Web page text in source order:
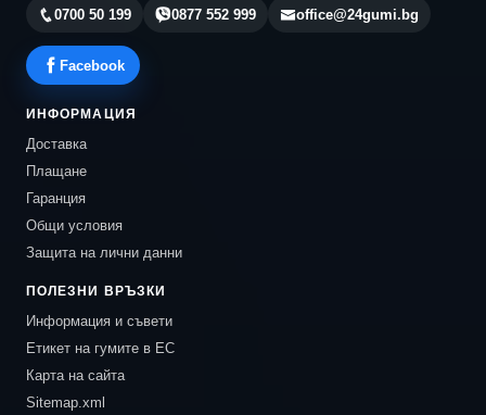
0700 50 199 0877 552 999 office@24gumi.bg
Facebook
ИНФОРМАЦИЯ
Доставка
Плащане
Гаранция
Общи условия
Защита на лични данни
ПОЛЕЗНИ ВРЪЗКИ
Информация и съвети
Етикет на гумите в ЕС
Карта на сайта
Sitemap.xml